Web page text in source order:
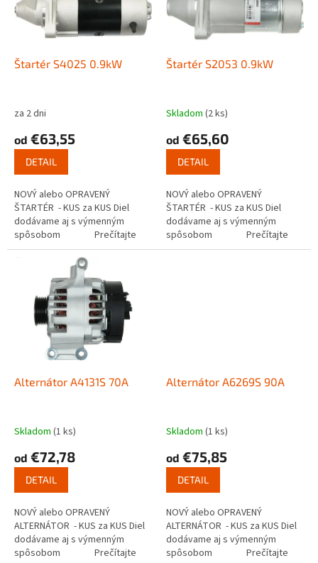
p
Štartér S4025 0.9kW
za 2 dni
od €63,55
DETAIL
NOVÝ alebo OPRAVENÝ
ŠTARTÉR - KUS za KUS Diel
dodávame aj s výmenným
spôsobom Prečítajte
si ako funguje...
Štartér S2053 0.9kW
Skladom (2 ks)
od €65,60
DETAIL
NOVÝ alebo OPRAVENÝ
ŠTARTÉR - KUS za KUS Diel
dodávame aj s výmenným
spôsobom Prečítajte
si ako funguje...
Alternátor A4131S 70A
Skladom (1 ks)
od €72,78
DETAIL
NOVÝ alebo OPRAVENÝ
ALTERNÁTOR - KUS za KUS Diel
dodávame aj s výmenným
spôsobom Prečítajte
Alternátor A6269S 90A
Skladom (1 ks)
od €75,85
DETAIL
NOVÝ alebo OPRAVENÝ
ALTERNÁTOR - KUS za KUS Diel
dodávame aj s výmenným
spôsobom Prečítajte